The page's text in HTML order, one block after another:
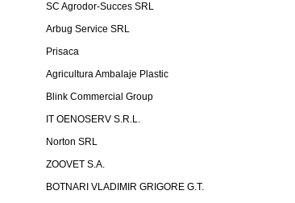
SC Agrodor-Succes SRL
Arbug Service SRL
Prisaca
Agricultura Ambalaje Plastic
Blink Commercial Group
IT OENOSERV S.R.L.
Norton SRL
ZOOVET S.A.
BOTNARI VLADIMIR GRIGORE G.T.